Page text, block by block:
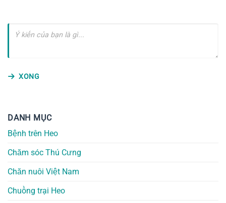
XONG
DANH MỤC
Bệnh trên Heo
Chăm sóc Thú Cưng
Chăn nuôi Việt Nam
Chuồng trại Heo